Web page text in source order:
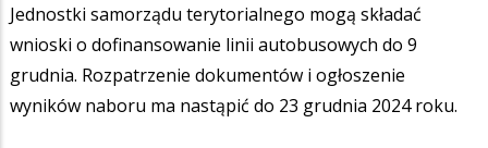
Jednostki samorządu terytorialnego mogą składać
wnioski o dofinansowanie linii autobusowych do 9
grudnia. Rozpatrzenie dokumentów i ogłoszenie
wyników naboru ma nastąpić do 23 grudnia 2024 roku.